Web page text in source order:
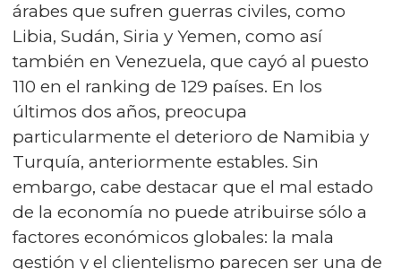
árabes que sufren guerras civiles, como
Libia, Sudán, Siria y Yemen, como así
también en Venezuela, que cayó al puesto
110 en el ranking de 129 países. En los
últimos dos años, preocupa
particularmente el deterioro de Namibia y
Turquía, anteriormente estables. Sin
embargo, cabe destacar que el mal estado
de la economía no puede atribuirse sólo a
factores económicos globales: la mala
gestión y el clientelismo parecen ser una de